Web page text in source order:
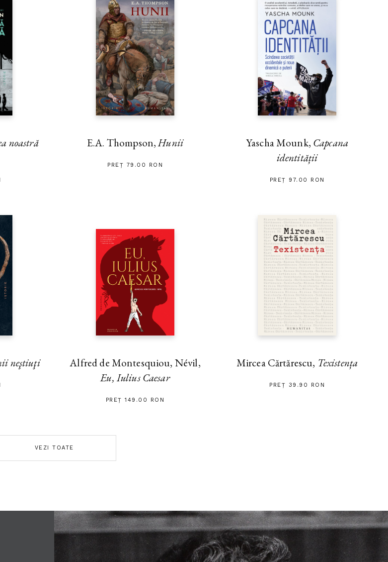
noastră
E.A. Thompson,Hunii
PREȚ 79.00 RON
Yascha Mounk, Capcana
identității
PREȚ 97.00 RON
neştiuţi
Alfred de Montesquiou, Névil,
Eu, Iulius Caesar
PREȚ 149.00 RON
Mircea Cărtărescu, Texistența
PREȚ 39.90 RON
VEZI TOATE